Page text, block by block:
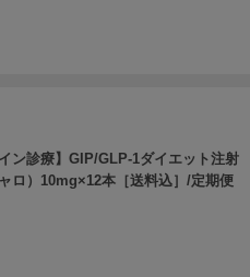
イン診療】GIP/GLP-1ダイエット注射
ャロ）10mg×12本［送料込］/定期便